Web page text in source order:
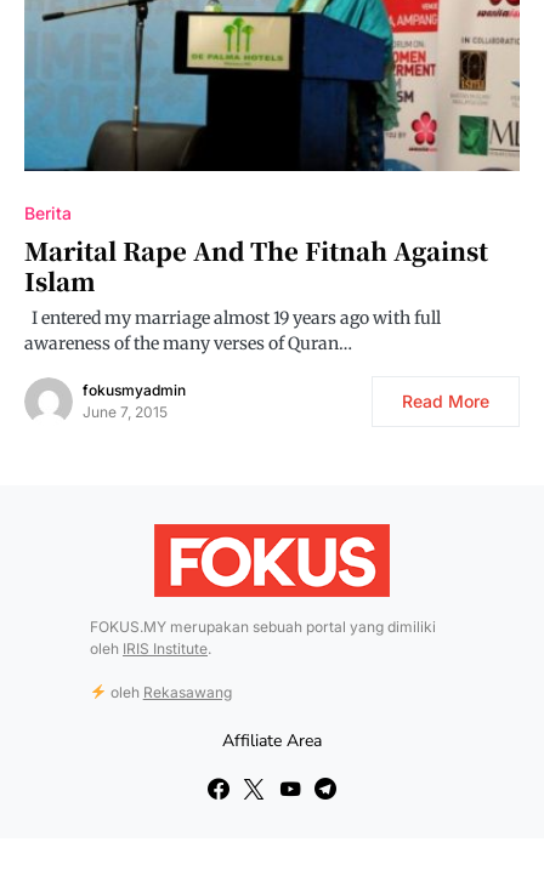
Berita
Marital Rape And The Fitnah Against
Islam
I entered my marriage almost 19 years ago with full
awareness of the many verses of Quran…
fokusmyadmin
June 7, 2015
Read More
FOKUS.MY merupakan sebuah portal yang dimiliki
oleh IRIS Institute.
oleh Rekasawang
Affiliate Area